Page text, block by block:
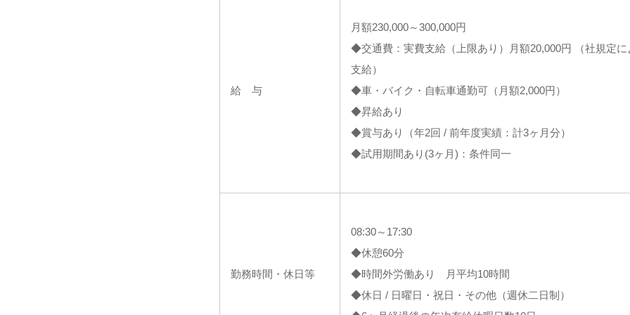
給 与
月額230,000～300,000円
◆交通費：実費支給（上限あり）月額20,000円 （社規定に
支給）
◆車・バイク・自転車通勤可（月額2,000円）
◆昇給あり
◆賞与あり（年2回 / 前年度実績：計3ヶ月分）
◆試用期間あり(3ヶ月)：条件同一
勤務時間・休日等
08:30～17:30
◆休憩60分
◆時間外労働あり 月平均10時間
◆休日 / 日曜日・祝日・その他（週休二日制）